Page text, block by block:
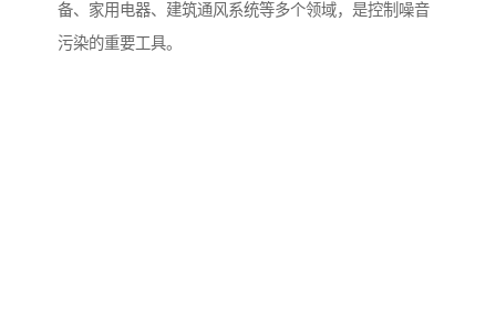
备、家用电器、建筑通风系统等多个领域，是控制噪音
污染的重要工具。